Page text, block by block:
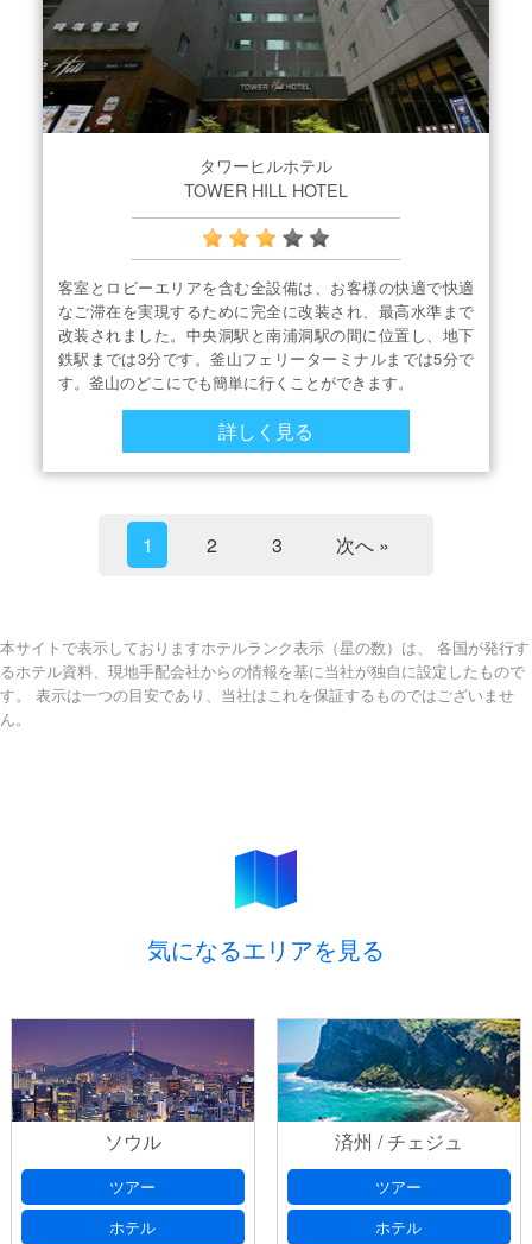
タワーヒルホテル
TOWER HILL HOTEL
客室とロビーエリアを含む全設備は、お客様の快適で快適
なご滞在を実現するために完全に改装され、最高水準まで
改装されました。中央洞駅と南浦洞駅の間に位置し、地下
鉄駅までは3分です。釜山フェリーターミナルまでは5分で
す。釜山のどこにでも簡単に行くことができます。
詳しく見る
1 2 3 次へ »
本サイトで表示しておりますホテルランク表示（星の数）は、 各国が発行す
るホテル資料、現地手配会社からの情報を基に当社が独自に設定したもので
す。 表示は一つの目安であり、当社はこれを保証するものではございませ
ん。
気になるエリアを見る
ソウル
ツアー
ホテル
済州 / チェジュ
ツアー
ホテル